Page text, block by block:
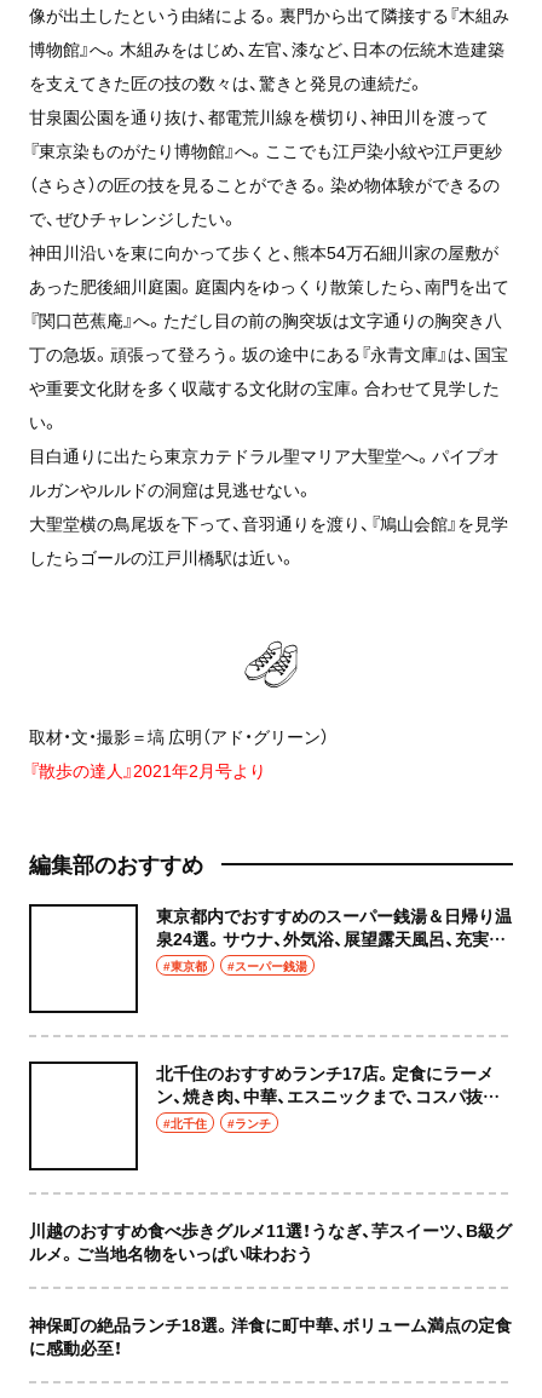
像が出土したという由緒による。裏門から出て隣接する『木組み
博物館』へ。木組みをはじめ、左官、漆など、日本の伝統木造建築
を支えてきた匠の技の数々は、驚きと発見の連続だ。
甘泉園公園を通り抜け、都電荒川線を横切り、神田川を渡って
『東京染ものがたり博物館』へ。ここでも江戸染小紋や江戸更紗
（さらさ）の匠の技を見ることができる。染め物体験ができるの
で、ぜひチャレンジしたい。
神田川沿いを東に向かって歩くと、熊本54万石細川家の屋敷が
あった肥後細川庭園。庭園内をゆっくり散策したら、南門を出て
『関口芭蕉庵』へ。ただし目の前の胸突坂は文字通りの胸突き八
丁の急坂。頑張って登ろう。坂の途中にある『永青文庫』は、国宝
や重要文化財を多く収蔵する文化財の宝庫。合わせて見学した
い。
目白通りに出たら東京カテドラル聖マリア大聖堂へ。パイプオ
ルガンやルルドの洞窟は見逃せない。
大聖堂横の鳥尾坂を下って、音羽通りを渡り、『鳩山会館』を見学
したらゴールの江戸川橋駅は近い。
取材・文・撮影＝塙 広明（アド・グリーン）
『散歩の達人』2021年2月号より
編集部のおすすめ
東京都内でおすすめのスーパー銭湯＆日帰り温
泉24選。サウナ、外気浴、展望露天風呂、充実の
癒やし空間へ
#東京都 #スーパー銭湯
北千住のおすすめランチ17店。定食にラーメ
ン、焼き肉、中華、エスニックまで、コスパ抜群
な店もおしゃれな店も網羅してご紹介！
#北千住 #ランチ
川越のおすすめ食べ歩きグルメ11選！うなぎ、芋スイーツ、B級グ
ルメ。ご当地名物をいっぱい味わおう
神保町の絶品ランチ18選。洋食に町中華、ボリューム満点の定食
に感動必至！